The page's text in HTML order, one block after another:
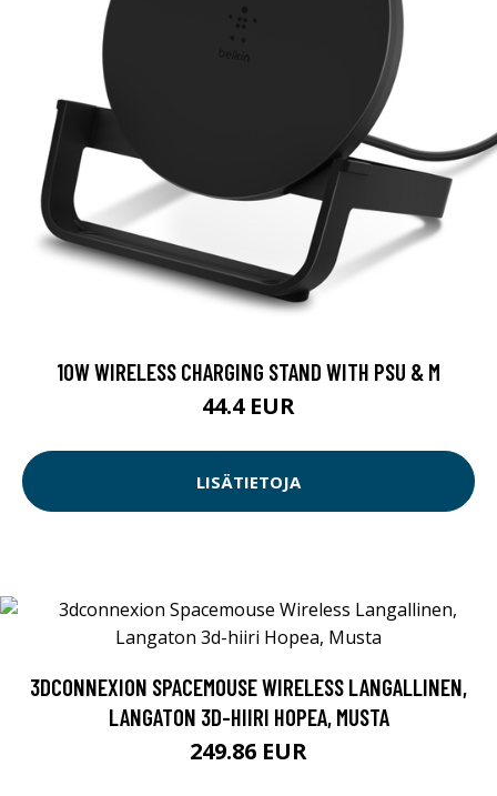
10W WIRELESS CHARGING STAND WITH PSU & M
44.4 EUR
LISÄTIETOJA
3DCONNEXION SPACEMOUSE WIRELESS LANGALLINEN,
LANGATON 3D-HIIRI HOPEA, MUSTA
249.86 EUR